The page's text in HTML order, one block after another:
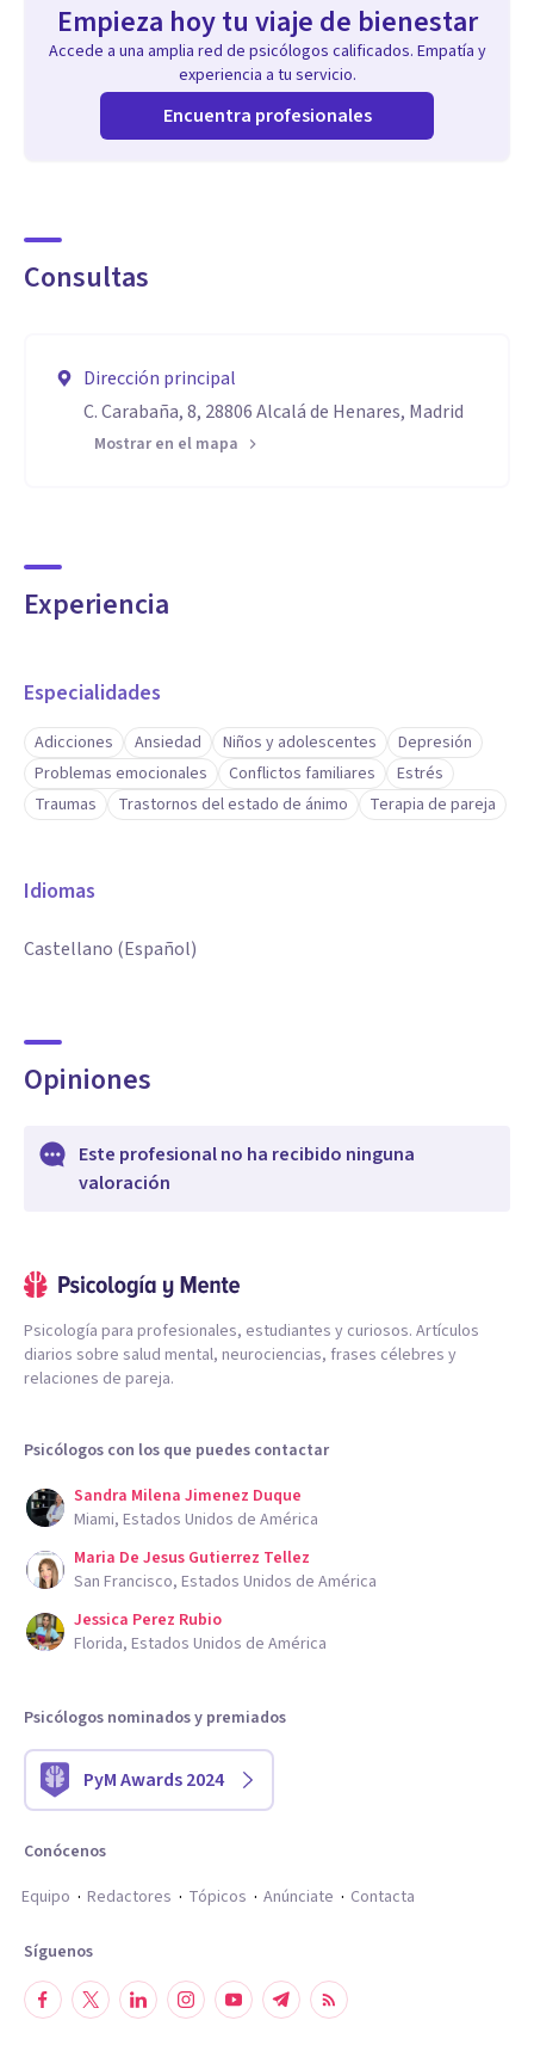
Empieza hoy tu viaje de bienestar
Accede a una amplia red de psicólogos calificados. Empatía y
experiencia a tu servicio.
Encuentra profesionales
Consultas
Dirección principal
C. Carabaña, 8, 28806 Alcalá de Henares, Madrid
Mostrar en el mapa
Experiencia
Especialidades
Adicciones Ansiedad Niños y adolescentes
Depresión
Problemas emocionales
Conflictos familiares
Estrés
Traumas
Trastornos del estado de ánimo Terapia de pareja
Idiomas
Castellano (Español)
Opiniones
Este profesional no ha recibido ninguna
valoración
Psicología para profesionales, estudiantes y curiosos. Artículos
diarios sobre salud mental, neurociencias, frases célebres y
relaciones de pareja.
Psicólogos con los que puedes contactar
Sandra Milena Jimenez Duque
Miami, Estados Unidos de América
Maria De Jesus Gutierrez Tellez
San Francisco, Estados Unidos de América
Jessica Perez Rubio
Florida, Estados Unidos de América
Psicólogos nominados y premiados
PyM Awards 2024
Conócenos
Equipo
Redactores Tópicos Anúnciate Contacta
Síguenos